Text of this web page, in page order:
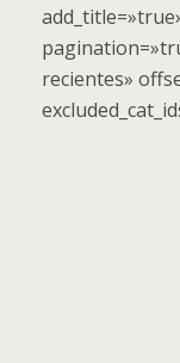
recientes»